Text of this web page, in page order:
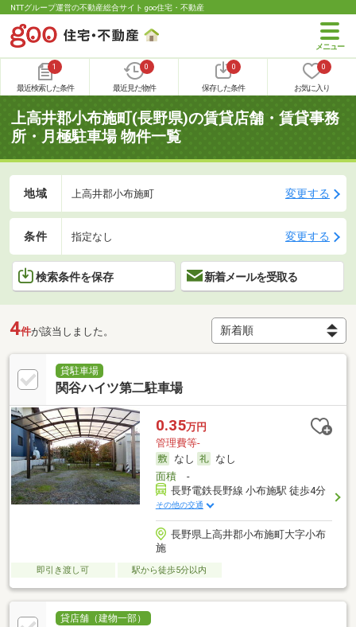
NTTグループ運営の不動産総合サイト goo住宅・不動産
1
最近検索した条件
0
最近見た物件
0
保存した条件
0
お気に入り
上高井郡小布施町(長野県)の賃貸店舗・賃貸事務
所・月極駐車場 物件一覧
地域 上高井郡小布施町 変更する
条件 指定なし 変更する
検索条件を保存 新着メールを受取る
4件が該当しました。
貸駐車場
関谷ハイツ第二駐車場
0.35万円
管理費等-
なし
なし
面積-
長野電鉄長野線 小布施駅 徒歩4分
その他の交通
長野県上高井郡小布施町大字小布
施
即引き渡し可 駅から徒歩5分以内
貸店舗（建物一部）